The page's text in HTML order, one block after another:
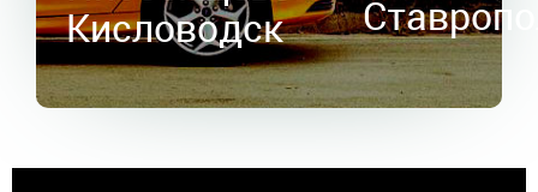
Кисловодск